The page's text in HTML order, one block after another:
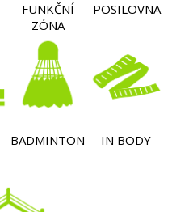
FUNKČNÍ
ZÓNA
POSILOVNA
BADMINTON IN BODY